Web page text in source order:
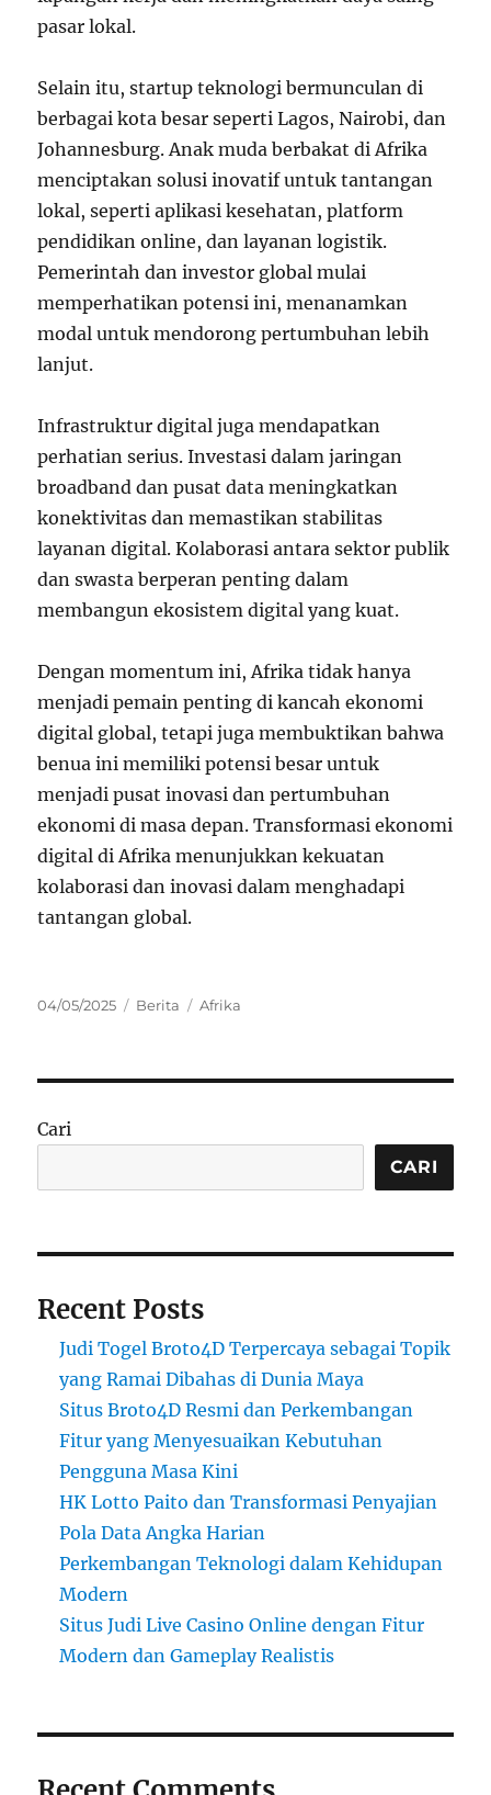
pasar lokal.
Selain itu, startup teknologi bermunculan di
berbagai kota besar seperti Lagos, Nairobi, dan
Johannesburg. Anak muda berbakat di Afrika
menciptakan solusi inovatif untuk tantangan
lokal, seperti aplikasi kesehatan, platform
pendidikan online, dan layanan logistik.
Pemerintah dan investor global mulai
memperhatikan potensi ini, menanamkan
modal untuk mendorong pertumbuhan lebih
lanjut.
Infrastruktur digital juga mendapatkan
perhatian serius. Investasi dalam jaringan
broadband dan pusat data meningkatkan
konektivitas dan memastikan stabilitas
layanan digital. Kolaborasi antara sektor publik
dan swasta berperan penting dalam
membangun ekosistem digital yang kuat.
Dengan momentum ini, Afrika tidak hanya
menjadi pemain penting di kancah ekonomi
digital global, tetapi juga membuktikan bahwa
benua ini memiliki potensi besar untuk
menjadi pusat inovasi dan pertumbuhan
ekonomi di masa depan. Transformasi ekonomi
digital di Afrika menunjukkan kekuatan
kolaborasi dan inovasi dalam menghadapi
tantangan global.
Posted
04/05/2025 Categories
Berita Tags
Afrika
Cari
CARI
Recent Posts
Judi Togel Broto4D Terpercaya sebagai Topik
yang Ramai Dibahas di Dunia Maya
Situs Broto4D Resmi dan Perkembangan
Fitur yang Menyesuaikan Kebutuhan
Pengguna Masa Kini
HK Lotto Paito dan Transformasi Penyajian
Pola Data Angka Harian
Perkembangan Teknologi dalam Kehidupan
Modern
Situs Judi Live Casino Online dengan Fitur
Modern dan Gameplay Realistis